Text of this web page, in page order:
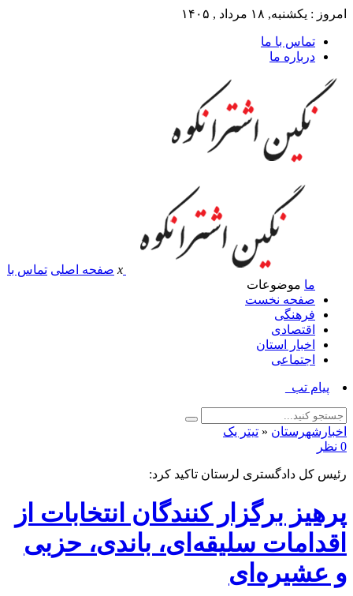
امروز : یکشنبه, ۱۸ مرداد , ۱۴۰۵
تماس با ما
درباره ما
x صفحه اصلی تماس با
ما موضوعات
صفحه نخست
فرهنگی
اقتصادی
اخبار استان
اجتماعی
پیام تبریک مد_
اخبارشهرستان « تیتر یک
0 نظر
رئیس کل دادگستری لرستان تاکید کرد:
پرهیز برگزار کنندگان انتخابات از
اقدامات سلیقه‌ای، باندی، حزبی
و عشیره‌ای